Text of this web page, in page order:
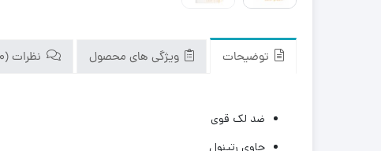
توضیحات ویژگی های محصول نظرات (0)
ضد لک قوی
حاوی رتینول